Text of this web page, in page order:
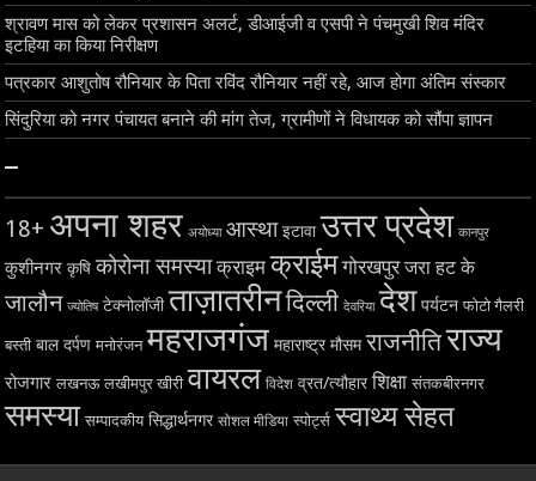
श्रावण मास को लेकर प्रशासन अलर्ट, डीआईजी व एसपी ने पंचमुखी शिव मंदिर
इटहिया का किया निरीक्षण
पत्रकार आशुतोष रौनियार के पिता रविंद रौनियार नहीं रहे, आज होगा अंतिम संस्कार
सिंदुरिया को नगर पंचायत बनाने की मांग तेज, ग्रामीणों ने विधायक को सौंपा ज्ञापन
–
18+ अपना शहर अयोध्या आस्था इटावा उत्तर प्रदेश कानपुर
कुशीनगर कृषि कोरोना समस्या क्राइम क्राईम गोरखपुर जरा हट के
जालौन ज्योतिष टेक्नोलॉजी ताज़ातरीनदिल्ली देवरिया देश पर्यटन फोटो गैलरी
बस्ती बाल दर्पण मनोरंजन महराजगंज महाराष्ट्र मौसम राजनीतिराज्य
रोजगार लखनऊ लखीमपुर खीरी वायरल विदेश व्रत/त्यौहार शिक्षा संतकबीरनगर
समस्या सम्पादकीय सिद्धार्थनगर सोशल मीडिया स्पोर्ट्स स्वाथ्य सेहत